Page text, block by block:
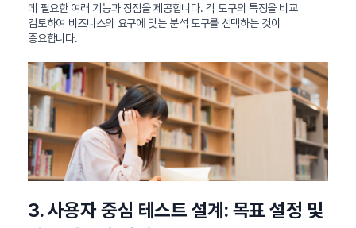
데 필요한 여러 기능과 장점을 제공합니다. 각 도구의 특징을 비교
검토하여 비즈니스의 요구에 맞는 분석 도구를 선택하는 것이
중요합니다.
3. 사용자 중심 테스트 설계: 목표 설정 및